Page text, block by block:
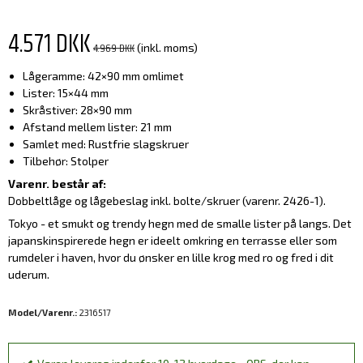
4.571 DKK4.969 DKK(inkl. moms)
Lågeramme: 42×90 mm omlimet
Lister: 15×44 mm
Skråstiver: 28×90 mm
Afstand mellem lister: 21 mm
Samlet med: Rustfrie slagskruer
Tilbehør: Stolper
Varenr. består af:
Dobbeltlåge og lågebeslag inkl. bolte/skruer (varenr. 2426-1).
Tokyo - et smukt og trendy hegn med de smalle lister på langs. Det
japanskinspirerede hegn er ideelt omkring en terrasse eller som
rumdeler i haven, hvor du ønsker en lille krog med ro og fred i dit
uderum.
Model/Varenr.: 2316517